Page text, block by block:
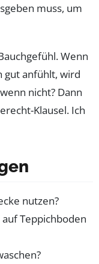
muss, um
Wenn
gut anfühlt, wird
nicht? Dann
Klausel. Ich
nutzen?
Teppichboden